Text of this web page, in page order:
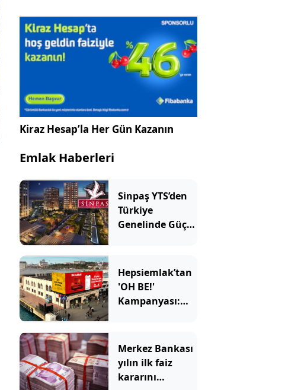
Kiraz Hesap’la Her Gün Kazanın
Emlak Haberleri
Sinpaş YTS’den
Türkiye
Genelinde Güçlü
Hamlesi
Hepsiemlak’tan
'OH BE!'
Kampanyası:
Güven ve Huzur
Veren Çözümler
Merkez Bankası
yılın ilk faiz
kararını